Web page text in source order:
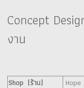
Concept
งาน
Shop (ร้าน)
Hope